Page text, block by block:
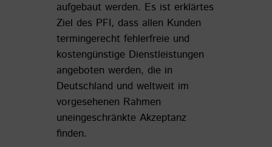
aufgebaut werden. Es ist erklärtes
Ziel des PFI, dass allen Kunden
termingerecht fehlerfreie und
kostengünstige Dienstleistungen
angeboten werden, die in
Deutschland und weltweit im
vorgesehenen Rahmen
uneingeschränkte Akzeptanz
finden.